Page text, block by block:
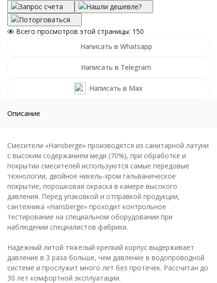
Запрос счета
Нашли дешевле?
Поторговаться
Всего просмотров этой страницы: 150
Написать в Whatsapp
Написать в Telegram
Написать в Max
Описание
Смесители «Hansberge» производятся из санитарной латуни
с высоким содержанием меди (70%), при обработке и
покрытии смесителей используются самые передовые
технологии, двойное никель-хром гальваническое
покрытие, порошковая окраска в камере высокого
давления. Перед упаковкой и отправкой продукции,
сантехника «Hansberge» проходит контрольное
тестирование на специальном оборудовании при
наблюдении специалистов фабрики.
Надёжный литой тяжёлый крепкий корпус выдерживает
давление в 3 раза больше, чем давление в водопроводной
системе и прослужит много лет без протечек. Рассчитан до
30 лет комфортной эксплуатации.